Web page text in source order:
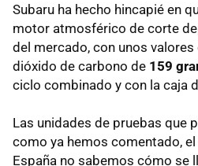
Subaru ha hecho hincapié en
motor atmosférico de corte
del mercado, con unos
dióxido de carbono de 159
ciclo combinado y con la caja
Las unidades de pruebas que
como ya hemos comentado,
España no sabemos cómo se